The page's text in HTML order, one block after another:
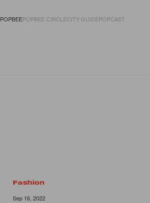
POPBEEPOPBEE CIRCLECITY GUIDEPOPCAST
Fashion
Sep 16, 2022